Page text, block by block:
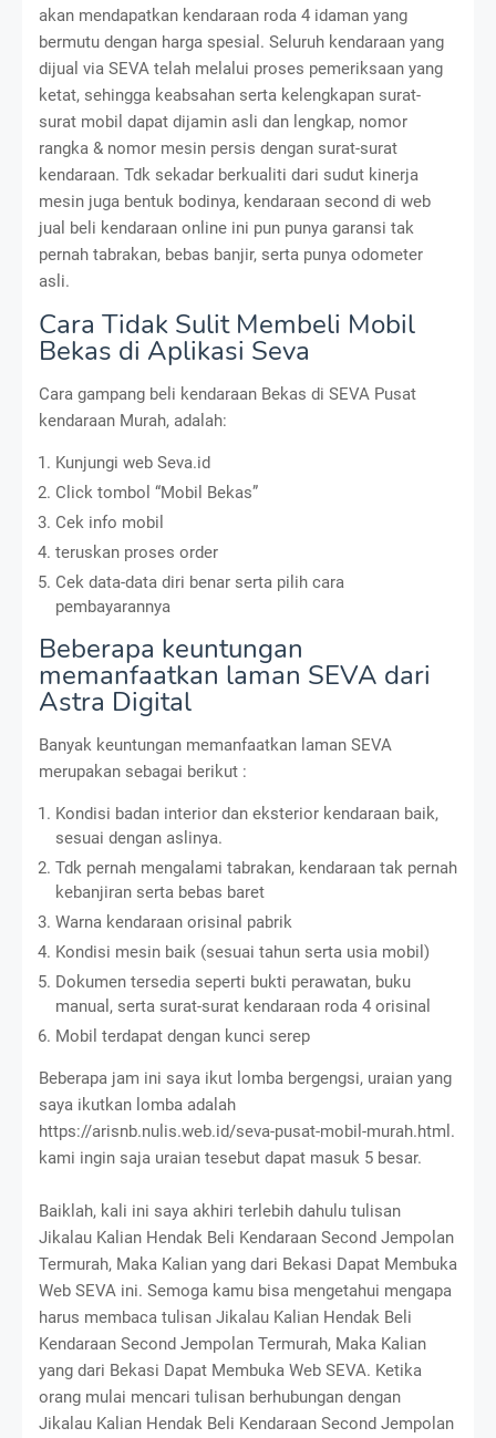
akan mendapatkan kendaraan roda 4 idaman yang
bermutu dengan harga spesial. Seluruh kendaraan yang
dijual via SEVA telah melalui proses pemeriksaan yang
ketat, sehingga keabsahan serta kelengkapan surat-
surat mobil dapat dijamin asli dan lengkap, nomor
rangka & nomor mesin persis dengan surat-surat
kendaraan. Tdk sekadar berkualiti dari sudut kinerja
mesin juga bentuk bodinya, kendaraan second di web
jual beli kendaraan online ini pun punya garansi tak
pernah tabrakan, bebas banjir, serta punya odometer
asli.
Cara Tidak Sulit Membeli Mobil
Bekas di Aplikasi Seva
Cara gampang beli kendaraan Bekas di SEVA Pusat
kendaraan Murah, adalah:
Kunjungi web Seva.id
Click tombol “Mobil Bekas”
Cek info mobil
teruskan proses order
Cek data-data diri benar serta pilih cara
pembayarannya
Beberapa keuntungan
memanfaatkan laman SEVA dari
Astra Digital
Banyak keuntungan memanfaatkan laman SEVA
merupakan sebagai berikut :
Kondisi badan interior dan eksterior kendaraan baik,
sesuai dengan aslinya.
Tdk pernah mengalami tabrakan, kendaraan tak pernah
kebanjiran serta bebas baret
Warna kendaraan orisinal pabrik
Kondisi mesin baik (sesuai tahun serta usia mobil)
Dokumen tersedia seperti bukti perawatan, buku
manual, serta surat-surat kendaraan roda 4 orisinal
Mobil terdapat dengan kunci serep
Beberapa jam ini saya ikut lomba bergengsi, uraian yang
saya ikutkan lomba adalah
https://arisnb.nulis.web.id/seva-pusat-mobil-murah.html.
kami ingin saja uraian tesebut dapat masuk 5 besar.
Baiklah, kali ini saya akhiri terlebih dahulu tulisan
Jikalau Kalian Hendak Beli Kendaraan Second Jempolan
Termurah, Maka Kalian yang dari Bekasi Dapat Membuka
Web SEVA ini. Semoga kamu bisa mengetahui mengapa
harus membaca tulisan Jikalau Kalian Hendak Beli
Kendaraan Second Jempolan Termurah, Maka Kalian
yang dari Bekasi Dapat Membuka Web SEVA. Ketika
orang mulai mencari tulisan berhubungan dengan
Jikalau Kalian Hendak Beli Kendaraan Second Jempolan